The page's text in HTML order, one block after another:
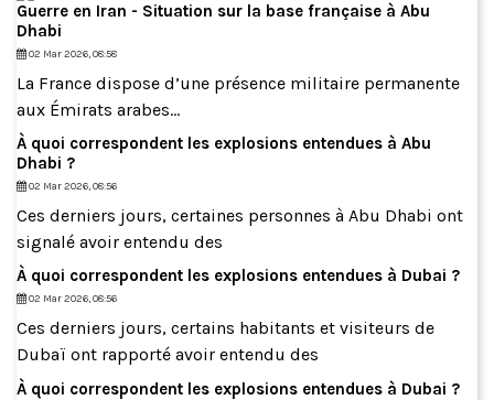
Guerre en Iran - Situation sur la base française à Abu
Dhabi
02 Mar 2026, 08:58
La France dispose d’une présence militaire permanente
aux Émirats arabes...
À quoi correspondent les explosions entendues à Abu
Dhabi ?
02 Mar 2026, 08:56
Ces derniers jours, certaines personnes à Abu Dhabi ont
signalé avoir entendu des
À quoi correspondent les explosions entendues à Dubai ?
02 Mar 2026, 08:56
Ces derniers jours, certains habitants et visiteurs de
Dubaï ont rapporté avoir entendu des
À quoi correspondent les explosions entendues à Dubai ?